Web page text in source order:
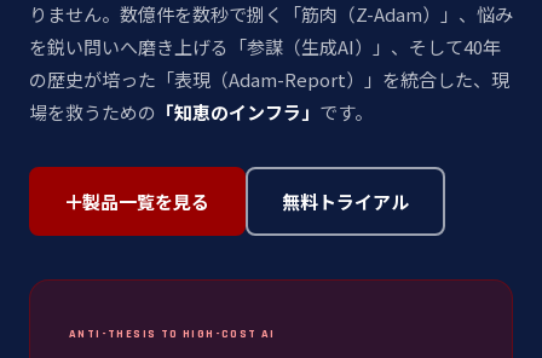
りません。数億件を数秒で捌く「筋肉（Z-Adam）」、悩み
を鋭い問いへ磨き上げる「参謀（生成AI）」、そして40年
の歴史が培った「表現（Adam-Report）」を統合した、現
場を救うための 「知恵のインフラ」 です。
製品一覧を見る 無料トライアル
ANTI-THESIS TO HIGH-COST AI